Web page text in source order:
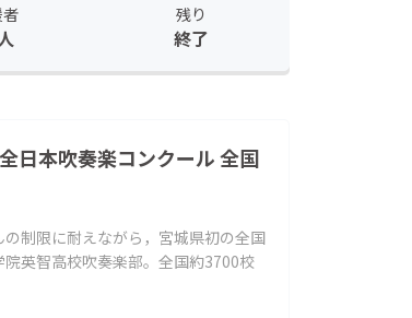
残り
終了
日本吹奏楽コンクール 全国
制限に耐えながら，宮城県初の全国
英智高校吹奏楽部。全国約3700校